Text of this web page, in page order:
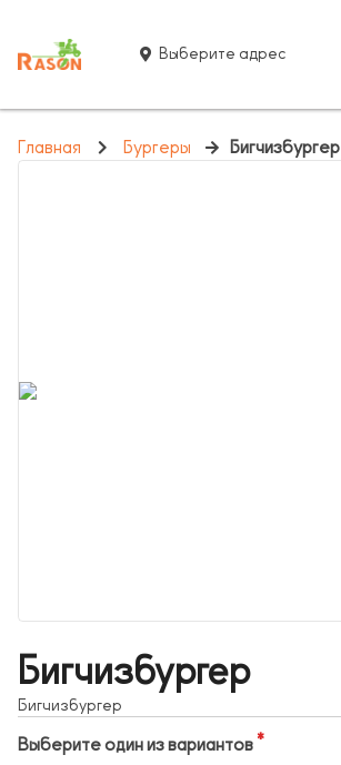
Выберите адрес
Главная Бургеры Бигчизбургер
Бигчизбургер
Бигчизбургер
Выберите один из вариантов